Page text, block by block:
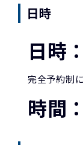
日時
日時
完全予約制
時間